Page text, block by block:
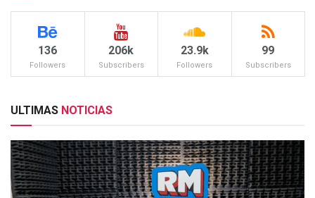
136
Followers
206k
Subscribers
23.9k
Followers
99
Subscribers
ULTIMAS NOTICIAS